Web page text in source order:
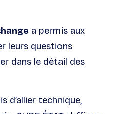
a permis aux
leurs questions
dans le détail des
d’allier technique,